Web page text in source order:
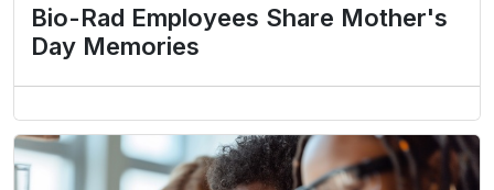
Bio-Rad Employees Share Mother's
Day Memories